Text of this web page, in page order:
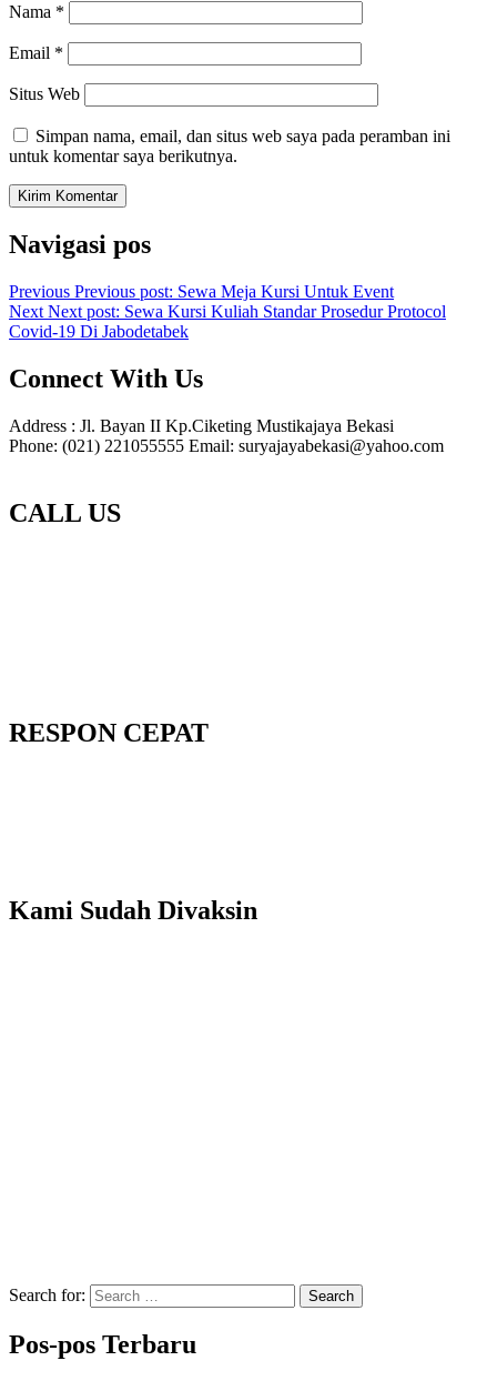
Nama *
Email *
Situs Web
Simpan nama, email, dan situs web saya pada peramban ini
untuk komentar saya berikutnya.
Navigasi pos
Previous Previous post: Sewa Meja Kursi Untuk Event
Next Next post: Sewa Kursi Kuliah Standar Prosedur Protocol
Covid-19 Di Jabodetabek
Connect With Us
Address : Jl. Bayan II Kp.Ciketing Mustikajaya Bekasi
Phone: (021) 221055555 Email: suryajayabekasi@yahoo.com
CALL US
RESPON CEPAT
Kami Sudah Divaksin
Search for: Search
Pos-pos Terbaru